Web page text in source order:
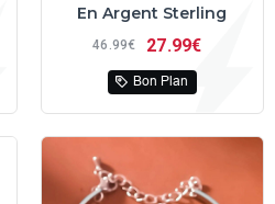
En Argent Sterling
46 99€ 27 99€
Bon Plan